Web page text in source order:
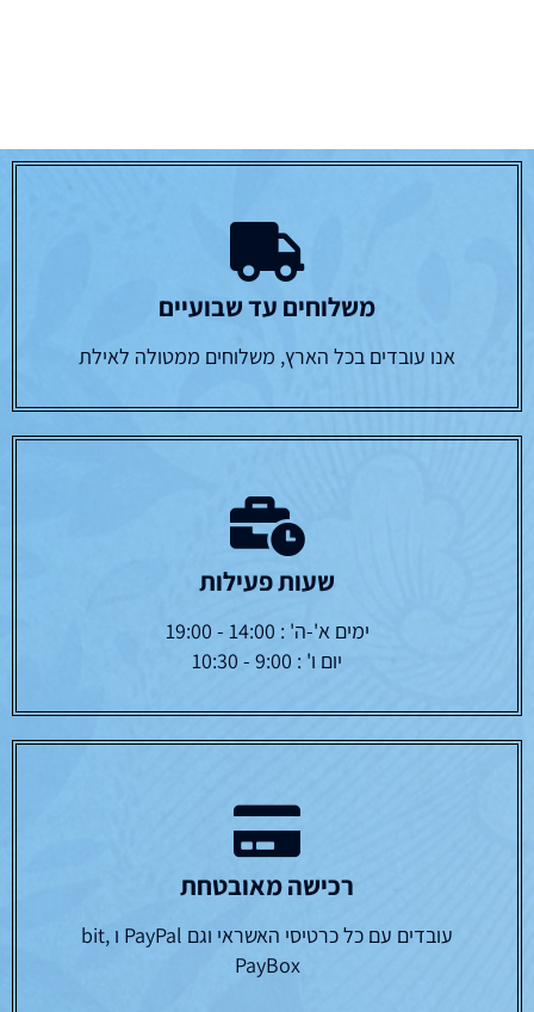
משלוחים עד שבועיים
אנו עובדים בכל הארץ, משלוחים ממטולה לאילת
שעות פעילות
ימים א'-ה' : 14:00 - 19:00
יום ו' : 9:00 - 10:30
רכישה מאובטחת
עובדים עם כל כרטיסי האשראי וגם PayPal ו bit,
PayBox